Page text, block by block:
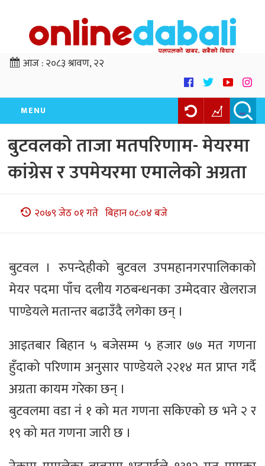
आज :२०८३ श्रावण, २२
MENU
बुटवलको ताजा मतपरिणाम- मेयरमा
कांग्रेस र उपमेयरमा एमालेको अग्रता
२०७९ जेठ ०१ गते बिहान ०८:०४ बजे
बुटवल । रुपन्देहीको बुटवल उपमहानगरपालिकाको
मेयर पदमा पाँच दलीय गठबन्धनका उम्मेदवार खेलराज
पाण्डेयले मतान्तर बढाउँदै लगेका छन् ।
आइतबार बिहान ५ बजेसम्म ५ हजार ७७ मत गणना
हुँदाको परिणाम अनुसार पाण्डेयले २२१४ मत प्राप्त गर्दै
अग्रता कायम गरेका छन् ।
बुटवलमा वडा नंं १ को मत गणना सकिएको छ भने २ र
१९ को मत गणना जारी छ ।